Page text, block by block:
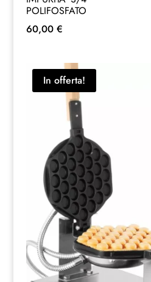
POLIFOSFATO
60,00 €
In offerta!